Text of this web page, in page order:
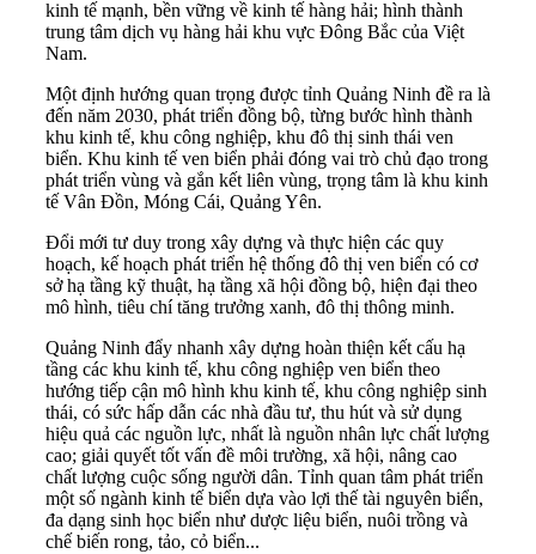
kinh tế mạnh, bền vững về kinh tế hàng hải; hình thành
trung tâm dịch vụ hàng hải khu vực Đông Bắc của Việt
Nam.
Một định hướng quan trọng được tỉnh Quảng Ninh đề ra là
đến năm 2030, phát triển đồng bộ, từng bước hình thành
khu kinh tế, khu công nghiệp, khu đô thị sinh thái ven
biển. Khu kinh tế ven biển phải đóng vai trò chủ đạo trong
phát triển vùng và gắn kết liên vùng, trọng tâm là khu kinh
tế Vân Đồn, Móng Cái, Quảng Yên.
Đổi mới tư duy trong xây dựng và thực hiện các quy
hoạch, kế hoạch phát triển hệ thống đô thị ven biển có cơ
sở hạ tầng kỹ thuật, hạ tầng xã hội đồng bộ, hiện đại theo
mô hình, tiêu chí tăng trưởng xanh, đô thị thông minh.
Quảng Ninh đẩy nhanh xây dựng hoàn thiện kết cấu hạ
tầng các khu kinh tế, khu công nghiệp ven biển theo
hướng tiếp cận mô hình khu kinh tế, khu công nghiệp sinh
thái, có sức hấp dẫn các nhà đầu tư, thu hút và sử dụng
hiệu quả các nguồn lực, nhất là nguồn nhân lực chất lượng
cao; giải quyết tốt vấn đề môi trường, xã hội, nâng cao
chất lượng cuộc sống người dân. Tỉnh quan tâm phát triển
một số ngành kinh tế biển dựa vào lợi thế tài nguyên biển,
đa dạng sinh học biển như dược liệu biển, nuôi trồng và
chế biến rong, tảo, cỏ biển...